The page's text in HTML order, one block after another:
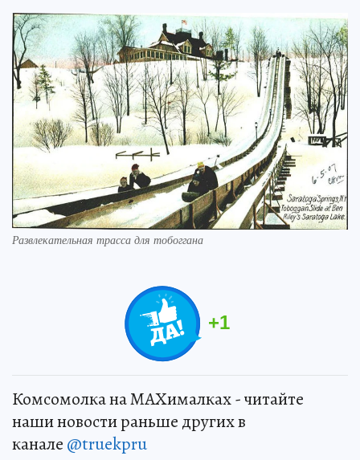
Развлекательная трасса для тобоггана
+1
Комсомолка на MAXималках - читайте
наши новости раньше других в
канале @truekpru